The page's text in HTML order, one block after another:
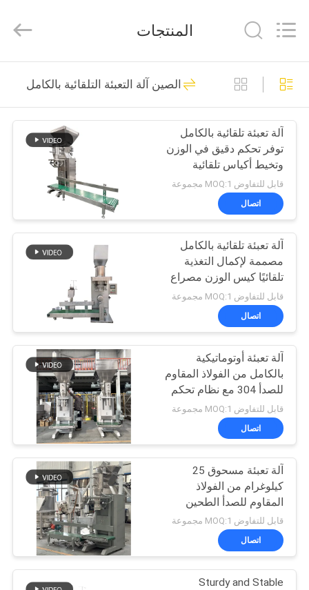
مسكن
منتجات
عرض
الواقع
الافتراضي
معلومات
جولة
في
المعمل
مراقبة
الجودة
اتصل
اطلب
اقتباس
Reserved.
آلة الغربلة الاهتزازية
185
آلة فحص الدوران
84
آلة فرز بهلوان
100
مفرغ الحقيبة السائبة
179
المنتجات
الصين آلة التعبئة التلقائية بالكامل
آلة تعبئة تلقائية بالكامل
توفر تحكم دقيق في الوزن
وتخيط أكياس تلقائية
لعمليات تعبئة المسحوق
قابل للتفاوض MOQ:1 مجموعة
اتصال
آلة تعبئة تلقائية بالكامل
مصممة لإكمال التغذية
تلقائيًا كيس الوزن مصراع
التفريغ والخفض والخزين
قابل للتفاوض MOQ:1 مجموعة
اتصال
آلة تعبئة أوتوماتيكية
بالكامل من الفولاذ المقاوم
للصدأ 304 مع نظام تحكم
PLC لتعبئة المساحيق بوزن
5-50 كجم
قابل للتفاوض MOQ:1 مجموعة
اتصال
آلة تعبئة مسحوق 25
كيلوغرام من الفولاذ
المقاوم للصدأ الطحين
الكيميائي
قابل للتفاوض MOQ:1 مجموعة
اتصال
Sturdy and Stable